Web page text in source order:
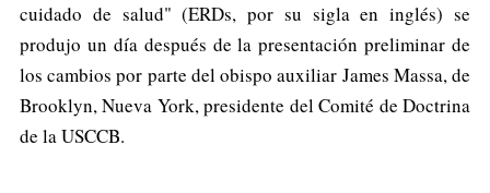
cuidado de salud" (ERDs, por su sigla en inglés) se
produjo un día después de la presentación preliminar de
los cambios por parte del obispo auxiliar James Massa, de
Brooklyn, Nueva York, presidente del Comité de Doctrina
de la USCCB.